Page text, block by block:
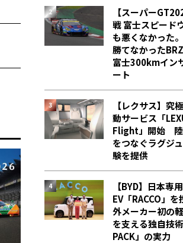
【スーパー
戦 富士スピー
も悪くなかった
勝てなかった
富士300kmイン
ート
【レクサス】究
動サービス「
Flight」開始 陸
をつなぐラグジ
験を提供
【BYD】日本専
EV「RACCO」
外メーカー初の
を支える独自技
PACK」の実力